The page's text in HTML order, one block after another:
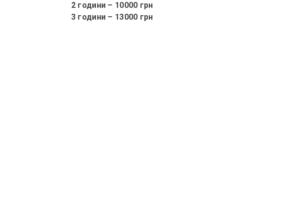
2 години – 10000 грн
3 години – 13000 грн